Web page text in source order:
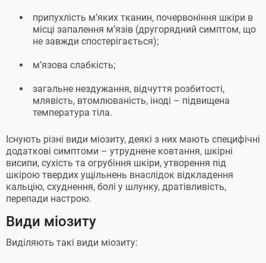
припухлість м’яких тканин, почервоніння шкіри в
місці запалення м’язів (другорядний симптом, що
не завжди спостерігається);
м’язова слабкість;
загальне нездужання, відчуття розбитості,
млявість, втомлюваність, іноді – підвищена
температура тіла.
Існують різні види міозиту, деякі з них мають специфічні
додаткові симптоми – утруднене ковтання, шкірні
висипи, сухість та огрубіння шкіри, утворення під
шкірою твердих ущільнень внаслідок відкладення
кальцію, схуднення, болі у шлунку, дратівливість,
перепади настрою.
Види міозиту
Виділяють такі види міозиту: